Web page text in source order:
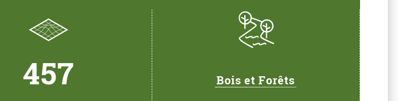
457 Bois et Forêts